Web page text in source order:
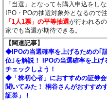
「当選」となっても購入申込をし
IPO・POの抽選対象外となるので
「1人1票」の平等抽選が行われる
家でも当選が期待できる。
【関連記事】
◆IPOの当選確率を上げるための｢
位｣を解説！ IPOの当選確率を上
チェックしよう！
◆「株初心者」におすすめの証券
聞いてみた！ 桐谷さんがおすすめ
証券」！